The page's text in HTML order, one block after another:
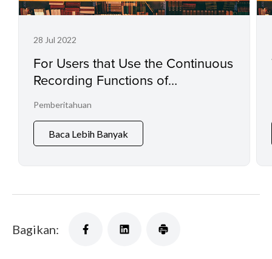
28 Jul 2022
For Users that Use the Continuous
Recording Functions of
Digital Cinema Cameras
Pemberitahuan
Baca Lebih Banyak
Bagikan: